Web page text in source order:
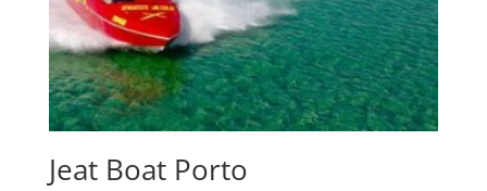
Jeat Boat Porto